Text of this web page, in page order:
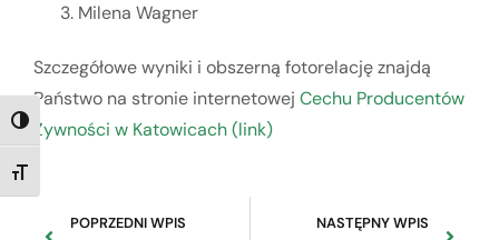
TOGGLE HIGH CONTRAST
TOGGLE FONT SIZE
Milena Wagner
Szczegółowe wyniki i obszerną fotorelację znajdą
Państwo na stronie internetowej Cechu Producentów
Żywności w Katowicach (link)
POPRZEDNI WPIS NASTĘPNY WPIS